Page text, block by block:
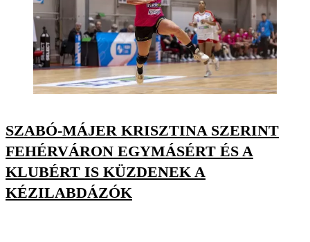
SZABÓ-MÁJER KRISZTINA SZERINT
FEHÉRVÁRON EGYMÁSÉRT ÉS A
KLUBÉRT IS KÜZDENEK A
KÉZILABDÁZÓK